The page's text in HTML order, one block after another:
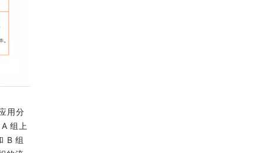
用分
组上
B 组